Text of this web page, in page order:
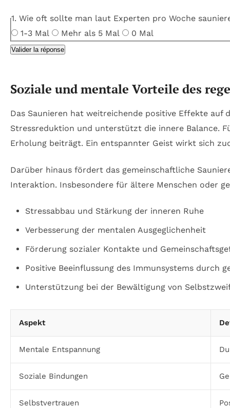
1. Wie oft sollte man laut Experten pro Woche
1-3 Mal
Mehr als 5 Mal 0 Mal
Valider la réponse
Soziale und mentale Vorteile des
Das Saunieren hat weitreichende positive Effekte
Stressreduktion und unterstützt die innere Balance.
Erholung beiträgt. Ein entspannter Geist wirkt sich
Darüber hinaus fördert das gemeinschaftliche
Interaktion. Insbesondere für ältere Menschen oder
Stressabbau und Stärkung der inneren Ruhe
Verbesserung der mentalen Ausgeglichenheit
Förderung sozialer Kontakte und
Positive Beeinflussung des Immunsystems durch
Unterstützung bei der Bewältigung von
Aspekt
Mentale Entspannung
Soziale Bindungen
Selbstvertrauen